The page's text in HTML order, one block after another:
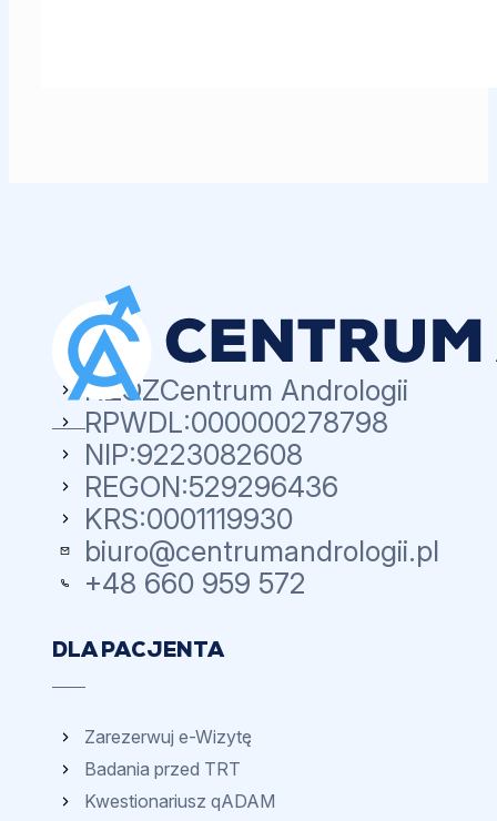
NZOZCentrum Andrologii
RPWDL:000000278798
NIP:9223082608
REGON:529296436
KRS:0001119930
biuro@centrumandrologii.pl
+48 660 959 572
DLA PACJENTA
Zarezerwuj e-Wizytę
Badania przed TRT
Kwestionariusz qADAM